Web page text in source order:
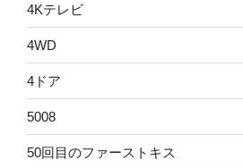
4Kテレビ
4WD
4ドア
5008
50回目のファーストキス